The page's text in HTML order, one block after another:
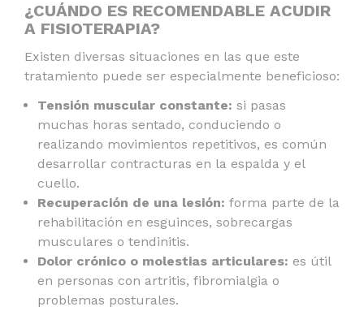
¿CUÁNDO ES RECOMENDABLE ACUDIR
A FISIOTERAPIA?
Existen diversas situaciones en las que este
tratamiento puede ser especialmente beneficioso:
Tensión muscular constante: si pasas
muchas horas sentado, conduciendo o
realizando movimientos repetitivos, es común
desarrollar contracturas en la espalda y el
cuello.
Recuperación de una lesión: forma parte de la
rehabilitación en esguinces, sobrecargas
musculares o tendinitis.
Dolor crónico o molestias articulares: es útil
en personas con artritis, fibromialgia o
problemas posturales.